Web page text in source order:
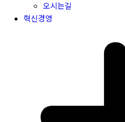
오시는길
혁신경영